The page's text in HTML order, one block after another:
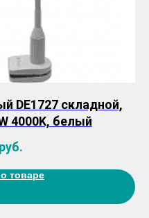
DE1727 складной,
4000K, белый
руб.
товаре